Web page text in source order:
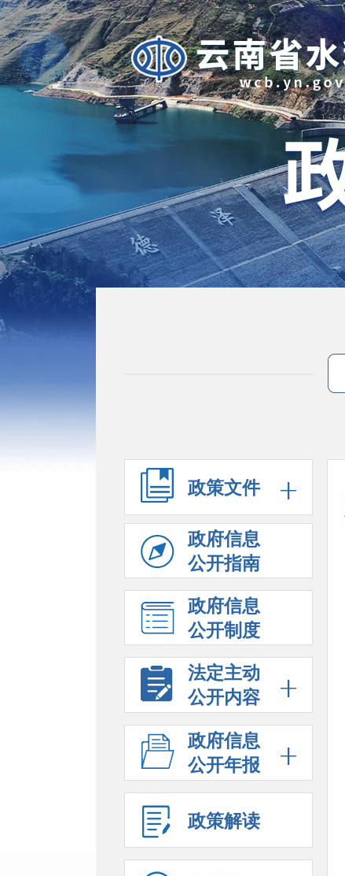
政策文件
政府信息
公开指南
政府信息
公开制度
法定主动
公开内容
政府信息
公开年报
政策解读